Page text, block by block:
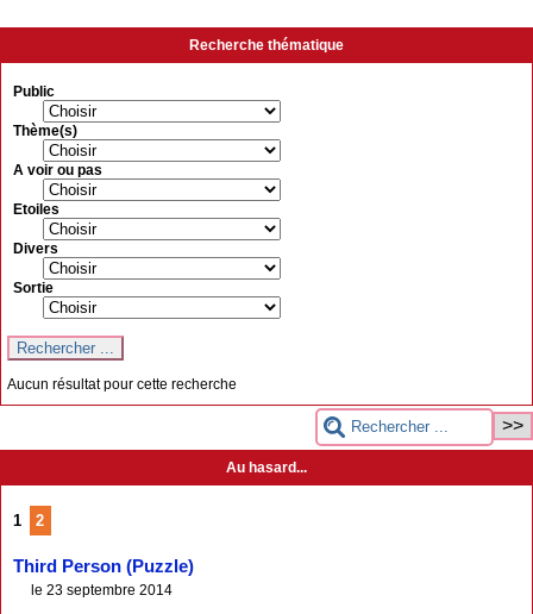
Recherche thématique
Public
Thème(s)
A voir ou pas
Etoiles
Divers
Sortie
Aucun résultat pour cette recherche
Au hasard...
1 2
Third Person (Puzzle)
le 23 septembre 2014